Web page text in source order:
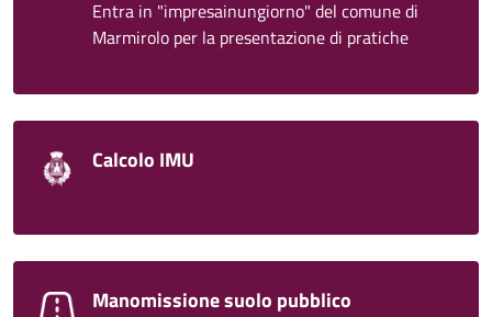
Entra in "impresainungiorno" del comune di
Marmirolo per la presentazione di pratiche
Calcolo IMU
Manomissione suolo pubblico